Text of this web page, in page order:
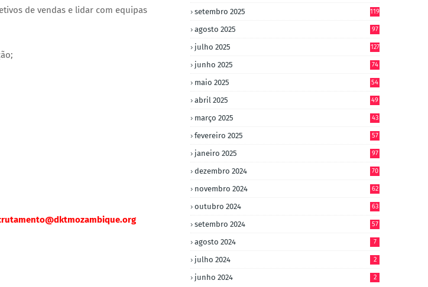
de vendas e lidar com equipas
setembro 2025 119
agosto 2025 97
julho 2025 127
junho 2025 74
maio 2025 54
abril 2025 49
março 2025 43
fevereiro 2025 57
janeiro 2025 97
dezembro 2024 70
novembro 2024 62
outubro 2024 63
setembro 2024 57
agosto 2024 7
julho 2024 2
junho 2024 2